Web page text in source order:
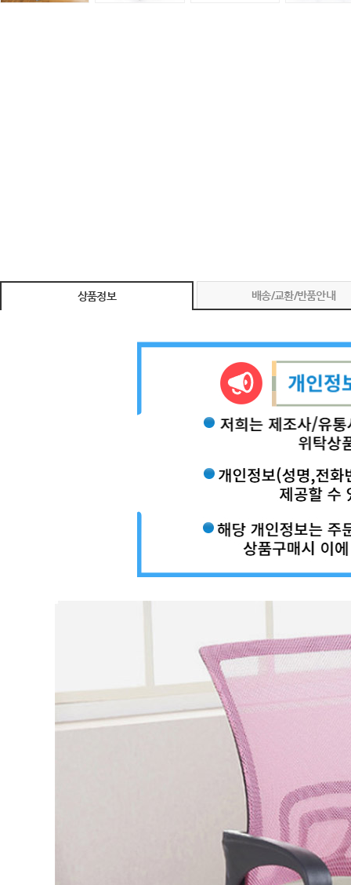
상품정보 배송/교환/반품안내